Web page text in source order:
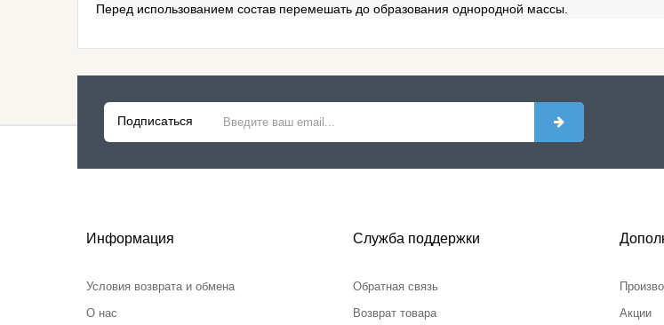
Перед использованием состав перемешать до образования однородной массы.
Подписаться
Информация
Условия возврата и обмена
О нас
Служба поддержки
Обратная связь
Возврат товара
Акции